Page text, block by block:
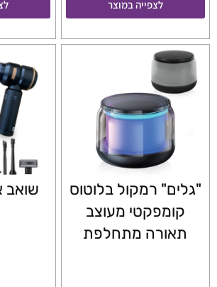
לצפייה במוצר
"גלים" רמקול בלוטוס
קומפקטי מעוצב
תאורה מתחלפת
שואב